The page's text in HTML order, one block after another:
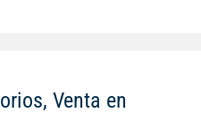
Venta en